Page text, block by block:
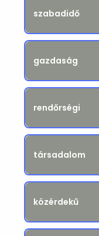
szabadidő
gazdaság
rendőrségi
társadalom
közérdekű